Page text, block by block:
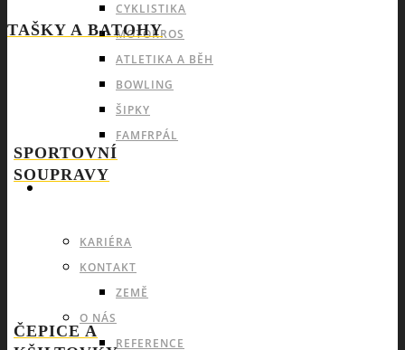
CYKLISTIKA
MOTOKROS
ATLETIKA A BĚH
BOWLING
ŠIPKY
FAMFRPÁL
KARIÉRA
KONTAKT
ZEMĚ
O NÁS
REFERENCE
TAŠKY A BATOHY
SPORTOVNÍ
SOUPRAVY
ČEPICE A